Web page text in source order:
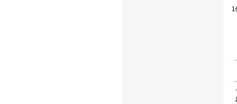
1